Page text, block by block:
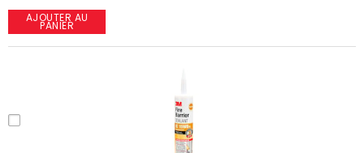
AJOUTER AU
PANIER